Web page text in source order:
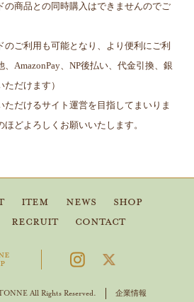
の商品との同時購入はできませんのでご
ご利用も可能となり、より便利にご利
AmazonPay、NP後払い、代金引換、銀
だけます）
ただけるサイト運営を目指してまいりま
どよろしくお願いいたします。
ITEM NEWS
SHOP
RECRUIT CONTACT
All Rights Reserved. 企業情報